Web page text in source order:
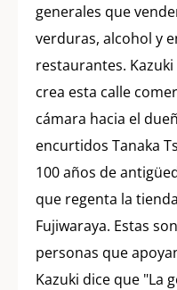
generales que
verduras, alcohol y
restaurantes.
crea esta calle
cámara hacia el
encurtidos Tanaka
100 años de
que regenta la
Fujiwaraya. Estas
personas que
Kazuki dice que "La